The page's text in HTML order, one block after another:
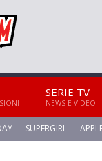
SERIE TV
NEWS E VIDEO
SUPERGIRL